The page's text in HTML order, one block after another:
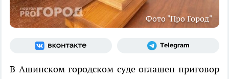
Фото "Про Город"
В Ашинском городском суде оглашен приговор